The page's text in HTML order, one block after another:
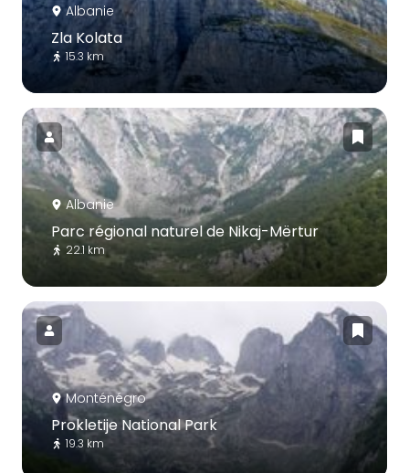
Albanie
Zla Kolata
15.3 km
Albanie
Parc régional naturel de Nikaj-Mërtur
22.1 km
Monténégro
Prokletije National Park
19.3 km